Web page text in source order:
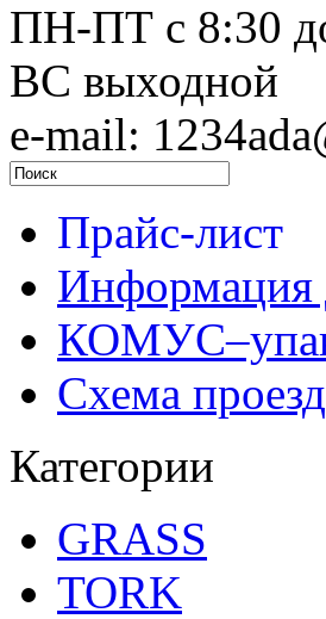
ПН-ПТ c 8:30
ВС выходной
e-mail:
Прайс-лист
Информация
Схема
Категории
GRASS
TORK